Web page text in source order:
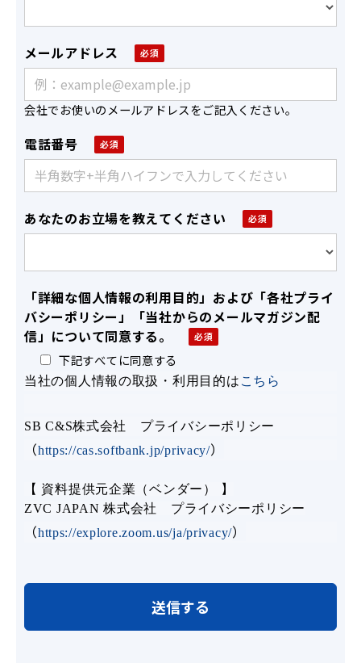
メールアドレス
会社でお使いのメールアドレスをご記入ください。
電話番号
あなたのお立場を教えてください
「詳細な個人情報の利用目的」および「各社プライ
バシーポリシー」「当社からのメールマガジン配
信」について同意する。
下記すべてに同意する
当社の個人情報の取扱・利用目的は こちら
SB C&S株式会社 プライバシーポリシー
（https://cas.softbank.jp/privacy/）
【 資料提供元企業（ベンダー） 】
ZVC JAPAN 株式会社 プライバシーポリシー
（https://explore.zoom.us/ja/privacy/）